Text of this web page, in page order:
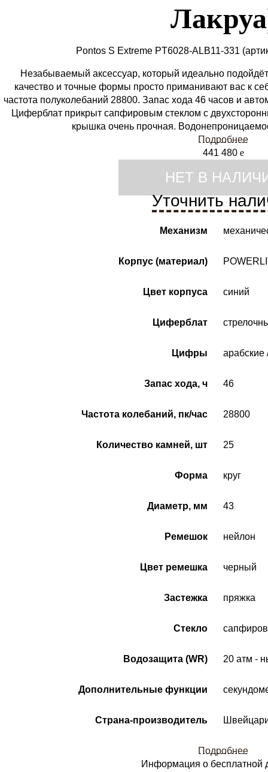
Pontos S Extreme PT6028-ALB11-331
Незабываемый аксессуар, который идеально
качество и точные формы просто приманивают вас к
частота полуколебаний 28800. Запас хода 46 часов и
Циферблат прикрыт сапфировым стеклом с
крышка очень прочная.
Подробнее
441 480 e
НЕТ В
Уточнить
Механизм
Корпус (материал)
Цвет корпуса синий
Циферблат
Цифры арабские
Запас хода, ч 46
Частота колебаний, пк/час 28800
Количество камней, шт 25
Форма круг
Диаметр, мм 43
Ремешок нейлон
Цвет ремешка черный
Застежка пряжка
Стекло
Водозащита (WR) 20 атм -
Дополнительные функции
Страна-производитель
Подробнее
Информация о бесплатной